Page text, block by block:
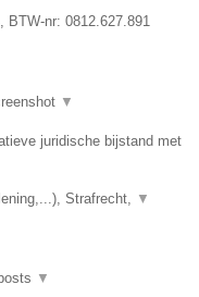
, BTW-nr: ​0812.627.891
▼
juridische bijstand met
Strafrecht, ▼
▼